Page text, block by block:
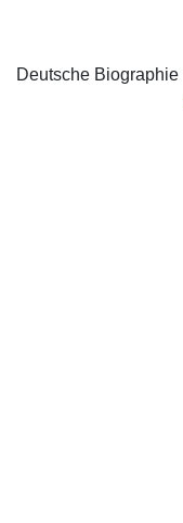
Deutsche Biographie